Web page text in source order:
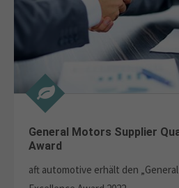
General Motors Supplier
Award
aft automotive erhält den